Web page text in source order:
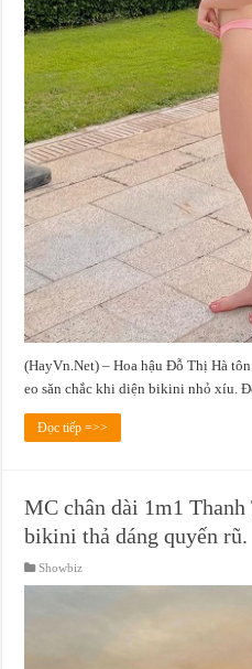
(HayVn.Net) – Hoa hậu Đỗ Thị Hà
eo săn chắc khi diện bikini nhỏ xíu.
Đọc tiếp =>>
MC chân dài 1m1
bikini thả dáng quyến rũ.
Showbiz